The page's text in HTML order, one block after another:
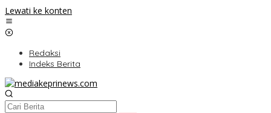
Lewati ke konten
Redaksi
Indeks Berita